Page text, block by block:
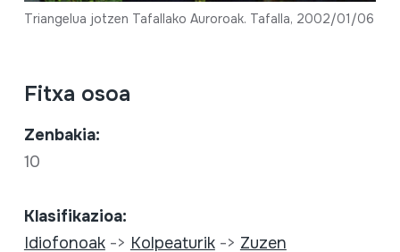
Triangelua jotzen Tafallako Auroroak. Tafalla, 2002/01/06
Fitxa osoa
Zenbakia:
10
Klasifikazioa:
Idiofonoak-> Kolpeaturik-> Zuzen